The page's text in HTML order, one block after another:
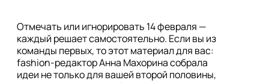
Отмечать или игнорировать 14 февраля —
каждый решает самостоятельно. Если вы из
команды первых, то этот материал для вас:
fashion-редактор Анна Махорина собрала
идеи не только для вашей второй половины,